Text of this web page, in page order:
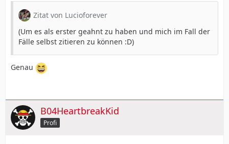
Zitat von Lucioforever
(Um es als erster geahnt zu haben und mich im Fall der
Fälle selbst zitieren zu können :D)
Genau
B04HeartbreakKid
Profi